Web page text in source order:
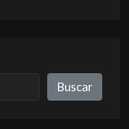
Buscar